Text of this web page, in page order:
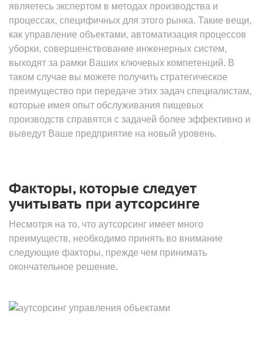
являетесь экспертом в методах производства и
процессах, специфичных для этого рынка. Такие вещи,
как управление объектами, автоматизация процессов
уборки, совершенствование инженерных систем,
выходят за рамки Ваших ключевых компетенций. В
таком случае вы можете получить стратегическое
преимущество при передаче этих задач специалистам,
которые имея опыт обслуживания пищевых
производств справятся с задачей более эффективно и
выведут Ваше предприятие на новый уровень.
Факторы, которые следует
учитывать при аутсорсинге
Несмотря на то, что аутсорсинг имеет много
преимуществ, необходимо принять во внимание
следующие факторы, прежде чем принимать
окончательное решение.